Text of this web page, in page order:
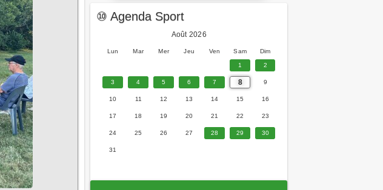
⑩ Agenda Sport
Août 2026
Lun Mar Mer Jeu Ven Sam Dim
1 2
3 4 5 6 7 8 9
10 11 12 13 14 15 16
17 18 19 20 21 22 23
24 25 26 27 28 29 30
31